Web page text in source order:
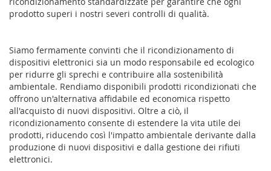
prodotto superi i nostri severi controlli di qualità.
Siamo fermamente convinti che il ricondizionamento di
dispositivi elettronici sia un modo responsabile ed ecologico
per ridurre gli sprechi e contribuire alla sostenibilità
ambientale. Rendiamo disponibili prodotti ricondizionati che
offrono un'alternativa affidabile ed economica rispetto
all'acquisto di nuovi dispositivi. Oltre a ciò, il
ricondizionamento consente di estendere la vita utile dei
prodotti, riducendo così l'impatto ambientale derivante dalla
produzione di nuovi dispositivi e dalla gestione dei rifiuti
elettronici.